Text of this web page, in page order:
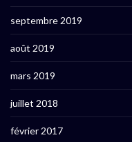
septembre 2019
août 2019
mars 2019
juillet 2018
février 2017